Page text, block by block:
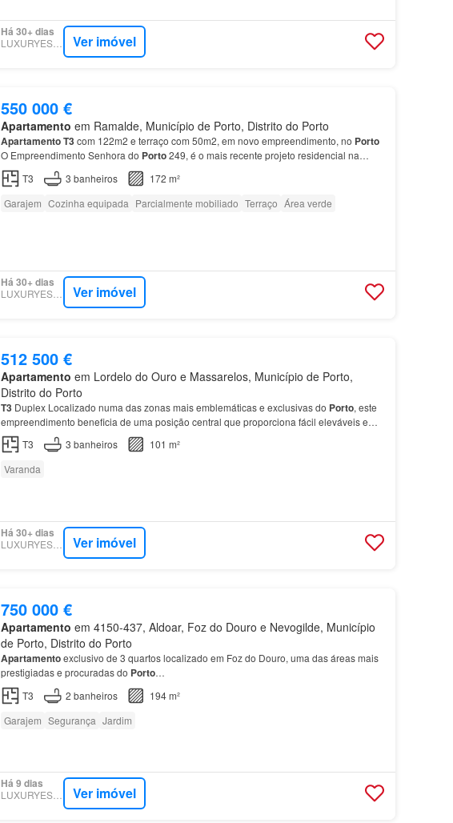
Há 30+ dias
LUXURYESTATE Ver imóvel
550 000 €
Apartamento em Ramalde, Município de Porto, Distrito do Porto
ApartamentoT3com 122m2 e terraço com 50m2, em novo empreendimento, no Porto
O Empreendimento Senhora do Porto249, é o mais recente projeto residencial na
Prelada, que combina modernidade, conforto e bem-estar, com tipologi…
T3 3 banheiros
172 m²
Garajem Cozinha equipada Parcialmente mobiliado Terraço Área verde
Há 30+ dias
LUXURYESTATE Ver imóvel
512 500 €
Apartamento em Lordelo do Ouro e Massarelos, Município de Porto,
Distrito do Porto
T3Duplex Localizado numa das zonas mais emblemáticas e exclusivas do Porto, este
empreendimento beneficia de uma posição central que proporciona fácil eleváveis e
oscilobatentes, todos com vidro duplo para melhor isolamento…
T3 3 banheiros
101 m²
Varanda
Há 30+ dias
LUXURYESTATE Ver imóvel
750 000 €
Apartamento em 4150-437, Aldoar, Foz do Douro e Nevogilde, Município
de Porto, Distrito do Porto
Apartamentoexclusivo de 3 quartos localizado em Foz do Douro, uma das áreas mais
prestigiadas e procuradas do Porto…
T3
2 banheiros
194 m²
Garajem Segurança Jardim
Há 9 dias
LUXURYESTATE Ver imóvel